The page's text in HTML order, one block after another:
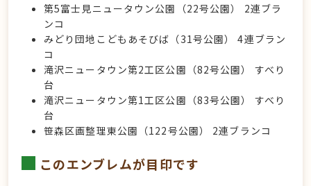
第5富士見ニュータウン公園（22号公園） 2連ブラ
ンコ
みどり団地こどもあそびば（31号公園） 4連ブラン
コ
滝沢ニュータウン第2工区公園（82号公園） すべり
台
滝沢ニュータウン第1工区公園（83号公園） すべり
台
笹森区画整理東公園（122号公園） 2連ブランコ
このエンブレムが目印です